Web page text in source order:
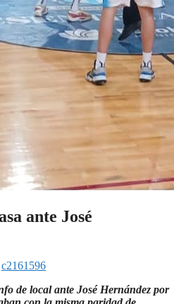
ante José
c2161596
de local ante José Hernández por